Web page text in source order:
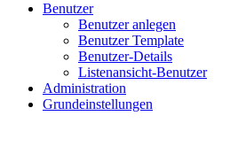
Benutzer
Benutzer anlegen
Benutzer Template
Benutzer-Details
Listenansicht-Benutzer
Administration
Grundeinstellungen